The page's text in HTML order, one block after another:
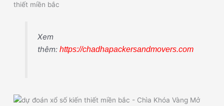
thiết miền bắc
Xem
thêm: https://chadhapackersandmovers.com